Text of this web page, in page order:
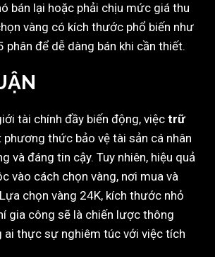
bán lại hoặc phải chịu mức giá thu
vàng có kích thước phổ biến như
phân để dễ dàng bán khi cần thiết.
tài chính đầy biến động, việc trữ
phương thức bảo vệ tài sản cá nhân
và đáng tin cậy. Tuy nhiên, hiệu quả
vào cách chọn vàng, nơi mua và
chọn vàng 24K, kích thước nhỏ
gia công sẽ là chiến lược thông
ai thực sự nghiêm túc với việc tích